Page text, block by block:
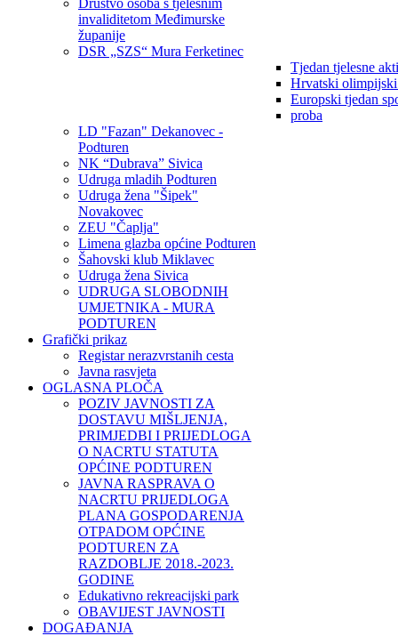
invaliditetom Međimurske
županije
DSR „SZS“ Mura Ferketinec
Tjedan tjelesne
Hrvatski
Europski tjedan
proba
LD "Fazan" Dekanovec -
Podturen
NK “Dubrava” Sivica
Udruga mladih Podturen
Udruga žena "Šipek"
Novakovec
ZEU "Čaplja"
Limena glazba općine Podturen
Šahovski klub Miklavec
Udruga žena Sivica
UDRUGA SLOBODNIH
UMJETNIKA - MURA
PODTUREN
Grafički prikaz
Registar nerazvrstanih cesta
Javna rasvjeta
OGLASNA PLOČA
POZIV JAVNOSTI ZA
DOSTAVU MIŠLJENJA,
PRIMJEDBI I PRIJEDLOGA
O NACRTU STATUTA
OPĆINE PODTUREN
JAVNA RASPRAVA O
NACRTU PRIJEDLOGA
PLANA GOSPODARENJA
OTPADOM OPĆINE
PODTUREN ZA
RAZDOBLJE 2018.-2023.
GODINE
Edukativno rekreacijski park
OBAVIJEST JAVNOSTI
DOGAĐANJA